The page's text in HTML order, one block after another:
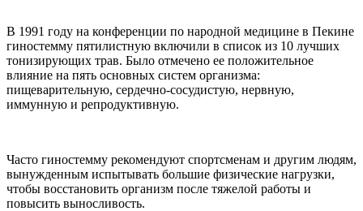
В 1991 году на конференции по народной медицине в Пекине
гиностемму пятилистную включили в список из 10 лучших
тонизирующих трав. Было отмечено ее положительное
влияние на пять основных систем организма:
пищеварительную, сердечно-сосудистую, нервную,
иммунную и репродуктивную.
Часто гиностемму рекомендуют спортсменам и другим людям,
вынужденным испытывать большие физические нагрузки,
чтобы восстановить организм после тяжелой работы и
повысить выносливость.